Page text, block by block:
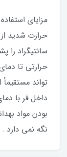
سانتیگراد را
نگه نمی دارد .